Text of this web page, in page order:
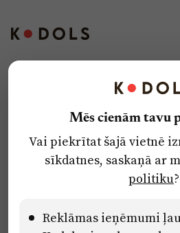
Privātuma politika
Pārredzamības paziņojumi
Mēs cienām tavu
Vai piekrītat šajā vietnē
sīkdatnes, saskaņā ar
politiku?
Reklāmas ieņēmumi